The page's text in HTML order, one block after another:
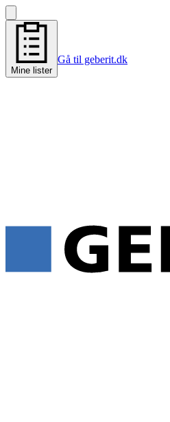
Mine lister
Gå til geberit.dk